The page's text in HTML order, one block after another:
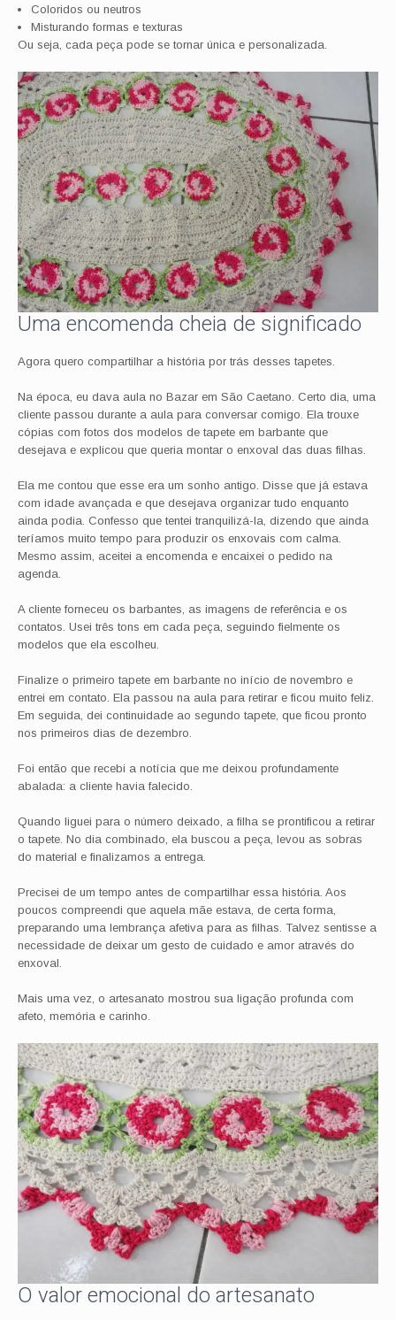
Coloridos ou neutros
Misturando formas e texturas
Ou seja, cada peça pode se tornar única e personalizada.
Uma encomenda cheia de significado
Agora quero compartilhar a história por trás desses tapetes.
Na época, eu dava aula no Bazar em São Caetano. Certo dia, uma
cliente passou durante a aula para conversar comigo. Ela trouxe
cópias com fotos dos modelos de tapete em barbante que
desejava e explicou que queria montar o enxoval das duas filhas.
Ela me contou que esse era um sonho antigo. Disse que já estava
com idade avançada e que desejava organizar tudo enquanto
ainda podia. Confesso que tentei tranquilizá-la, dizendo que ainda
teríamos muito tempo para produzir os enxovais com calma.
Mesmo assim, aceitei a encomenda e encaixei o pedido na
agenda.
A cliente forneceu os barbantes, as imagens de referência e os
contatos. Usei três tons em cada peça, seguindo fielmente os
modelos que ela escolheu.
Finalize o primeiro tapete em barbante no início de novembro e
entrei em contato. Ela passou na aula para retirar e ficou muito feliz.
Em seguida, dei continuidade ao segundo tapete, que ficou pronto
nos primeiros dias de dezembro.
Foi então que recebi a notícia que me deixou profundamente
abalada: a cliente havia falecido.
Quando liguei para o número deixado, a filha se prontificou a retirar
o tapete. No dia combinado, ela buscou a peça, levou as sobras
do material e finalizamos a entrega.
Precisei de um tempo antes de compartilhar essa história. Aos
poucos compreendi que aquela mãe estava, de certa forma,
preparando uma lembrança afetiva para as filhas. Talvez sentisse a
necessidade de deixar um gesto de cuidado e amor através do
enxoval.
Mais uma vez, o artesanato mostrou sua ligação profunda com
afeto, memória e carinho.
O valor emocional do artesanato